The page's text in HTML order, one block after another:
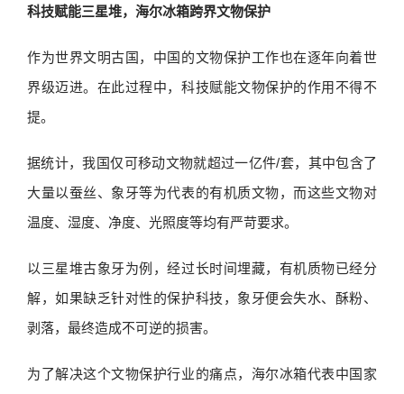
科技赋能三星堆，海尔冰箱跨界文物保护
作为世界文明古国，中国的文物保护工作也在逐年向着世
界级迈进。在此过程中，科技赋能文物保护的作用不得不
提。
据统计，我国仅可移动文物就超过一亿件/套，其中包含了
大量以蚕丝、象牙等为代表的有机质文物，而这些文物对
温度、湿度、净度、光照度等均有严苛要求。
以三星堆古象牙为例，经过长时间埋藏，有机质物已经分
解，如果缺乏针对性的保护科技，象牙便会失水、酥粉、
剥落，最终造成不可逆的损害。
为了解决这个文物保护行业的痛点，海尔冰箱代表中国家